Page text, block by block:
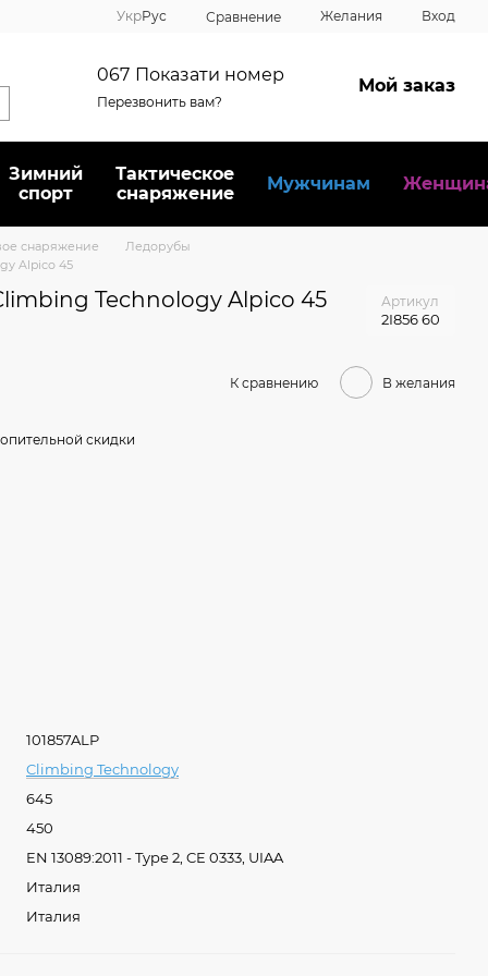
УкрРус Сравнение Желания Вход
067 Показати номер
Перезвонить вам?
Мой заказ
Зимний
спорт
Тактическое
снаряжение
Мужчинам
снаряжение
Ледорубы
Alpico 45
Technology Alpico 45 Артикул
2I856 60
К сравнению В желания
скидки
101857ALP
Climbing Technology
645
450
EN 13089:2011 - Type 2, CE 0333, UIAA
Италия
Италия